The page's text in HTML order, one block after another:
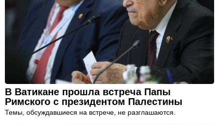
В Ватикане прошла встреча Папы
Римского с президентом Палестины
Темы, обсуждавшиеся на встрече, не разглашаются.